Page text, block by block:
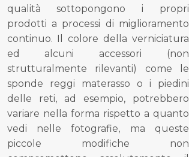
qualità sottopongono i propri
prodotti a processi di miglioramento
continuo. Il colore della verniciatura
ed alcuni accessori (non
strutturalmente rilevanti) come le
sponde reggi materasso o i piedini
delle reti, ad esempio, potrebbero
variare nella forma rispetto a quanto
vedi nelle fotografie, ma queste
piccole modifiche non